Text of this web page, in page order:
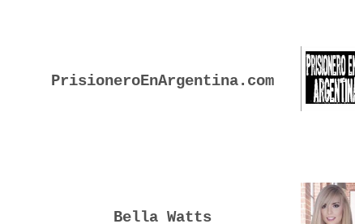
PrisioneroEnArgentina.com
Bella Watts